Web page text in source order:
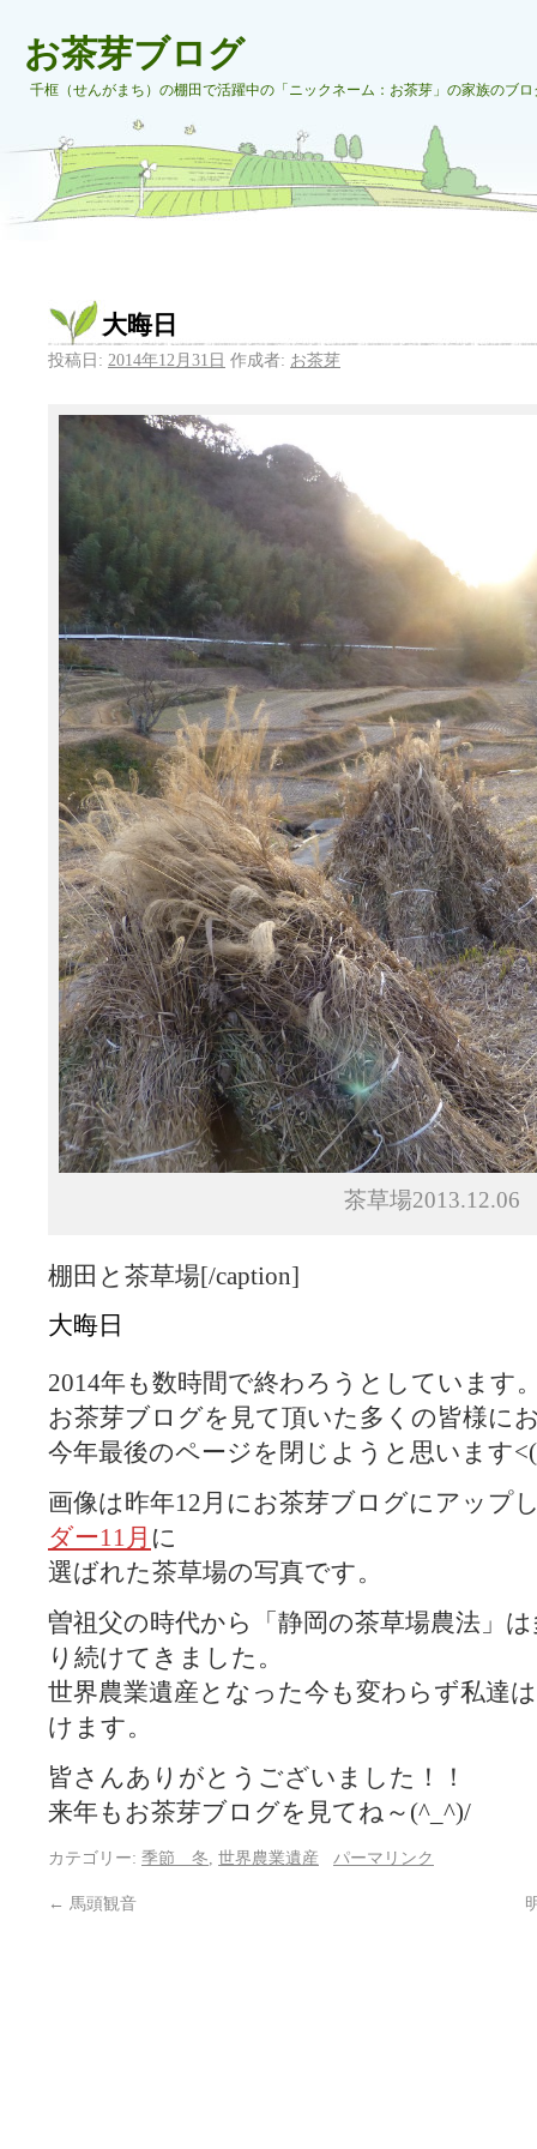
お茶芽ブログ
千框（せんがまち）の棚田で活躍中の「ニックネーム：お茶芽」の家族のブ
大晦日
投稿日: 2014年12月31日 作成者: お茶芽
茶草場2013.12.06
棚田と茶草場[/caption]
大晦日
2014年も数時間で終わろうとしています
お茶芽ブログを見て頂いた多くの皆様に
今年最後のページを閉じようと思います
画像は昨年12月にお茶芽ブログにアップ
ダー11月 に
選ばれた茶草場の写真です。
曽祖父の時代から「静岡の茶草場農法」
り続けてきました。
世界農業遺産となった今も変わらず私達
けます。
皆さんありがとうございました！！
来年もお茶芽ブログを見てね～(^_^)/
カテゴリー: 季節 冬 世界農業遺産 パーマリンク
← 馬頭観音